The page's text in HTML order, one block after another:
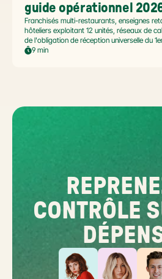
guide opérationnel
Franchisés multi-restaurants, enseignes
hôteliers exploitant 12 unités, réseaux de
de l'obligation de réception universelle du
commerçants multi-établissement ont un
9 min
CONTRÔLE